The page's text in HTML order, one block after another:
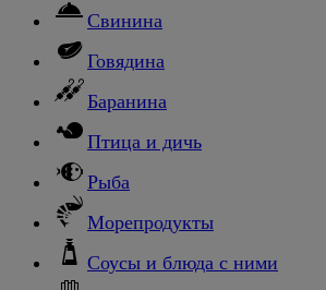
Свинина
Говядина
Баранина
Птица и дичь
Рыба
Морепродукты
Соусы и блюда с ними